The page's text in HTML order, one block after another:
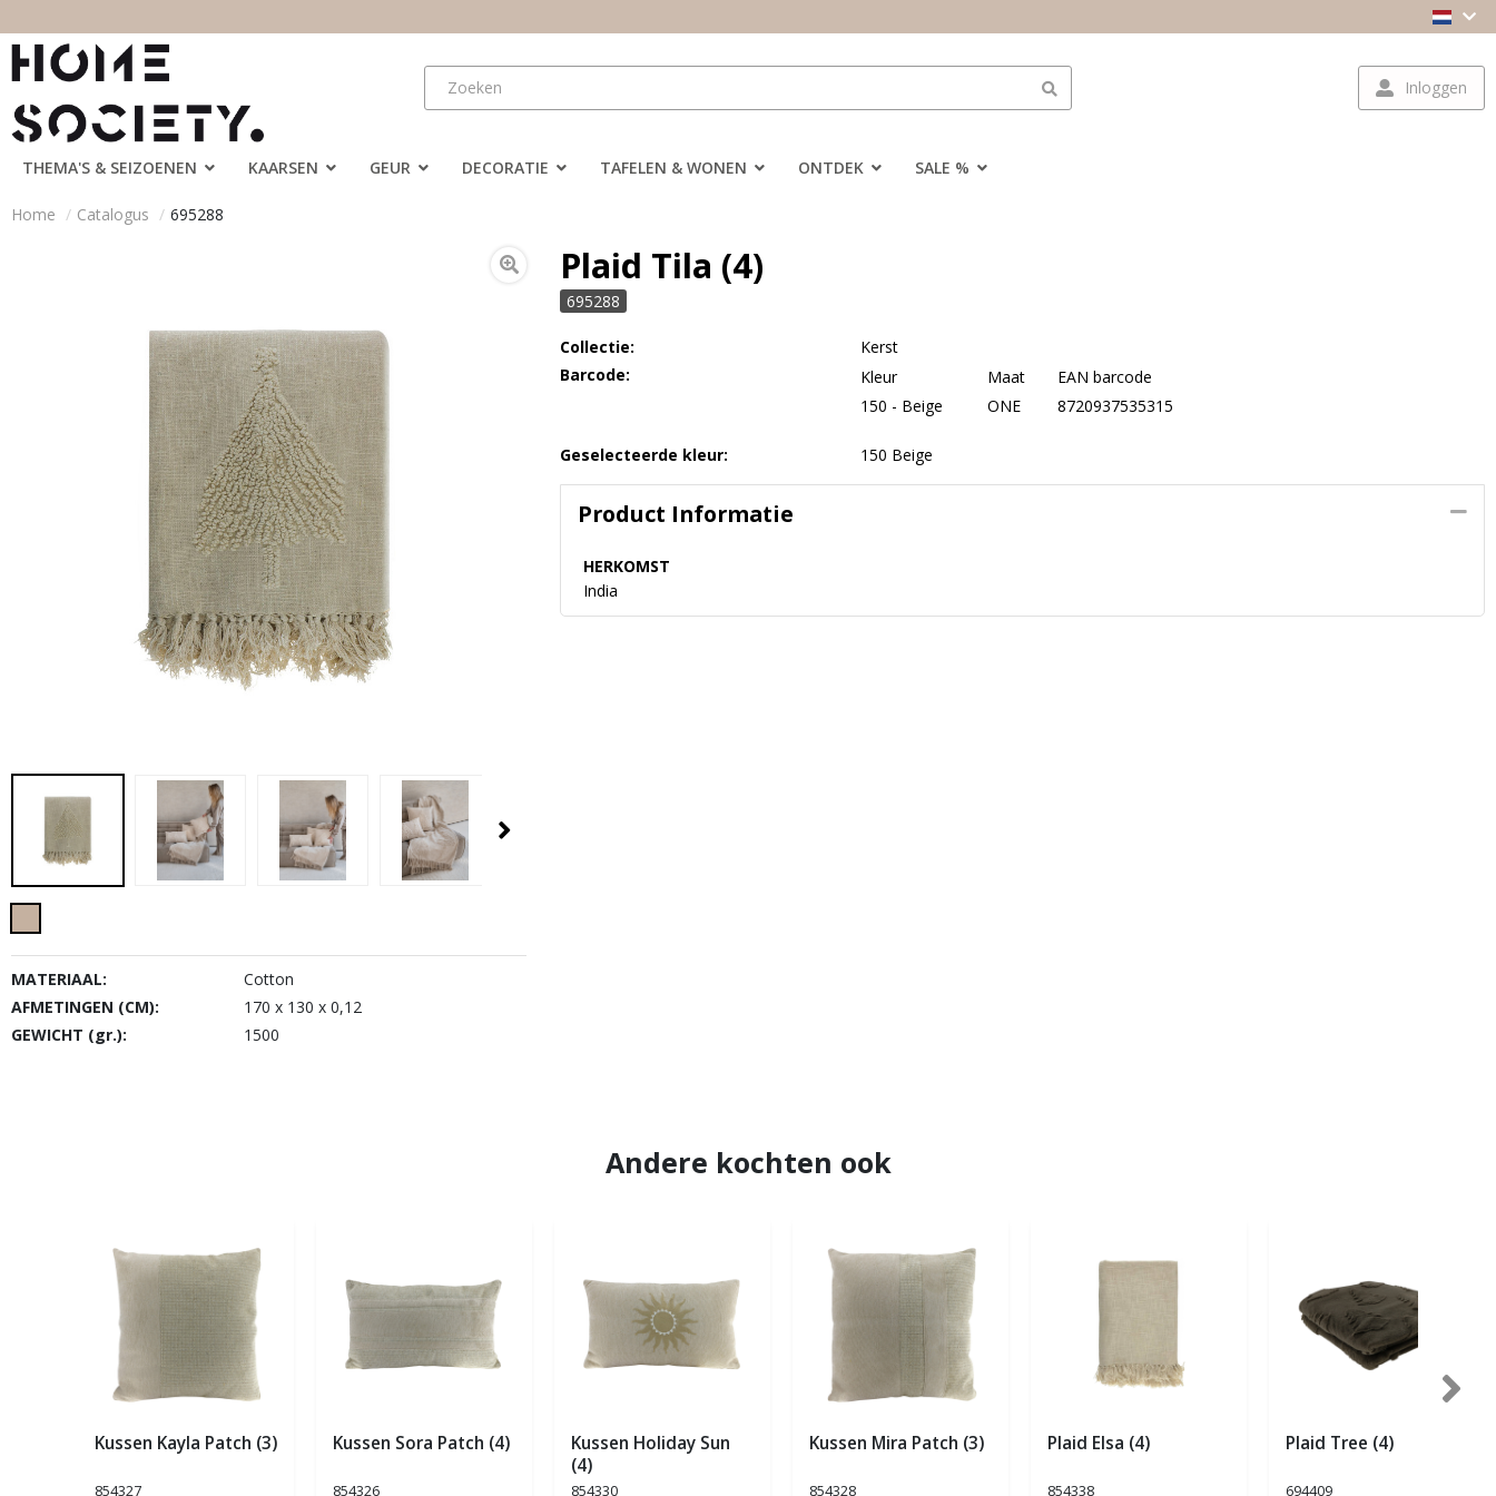
Inloggen
THEMA'S & SEIZOENEN KAARSEN GEUR DECORATIE TAFELEN & WONEN ONTDEK SALE %
Home Catalogus 695288
MATERIAAL:
Cotton
AFMETINGEN (CM):
170 x 130 x 0,12
GEWICHT (gr.):
1500
Plaid Tila (4)
695288
Collectie:
Kerst
Barcode:
Kleur Maat
EAN barcode
150 - Beige
ONE 8720937535315
Geselecteerde kleur: 150 Beige
Product Informatie
HERKOMST
India
Andere kochten ook
Kussen Kayla Patch (3)
854327
Kussen Sora Patch (4)
854326
Kussen Holiday Sun
(4)
854330
Kussen Mira Patch (3)
854328
Plaid Elsa (4)
854338
Plaid Tree (4)
694409